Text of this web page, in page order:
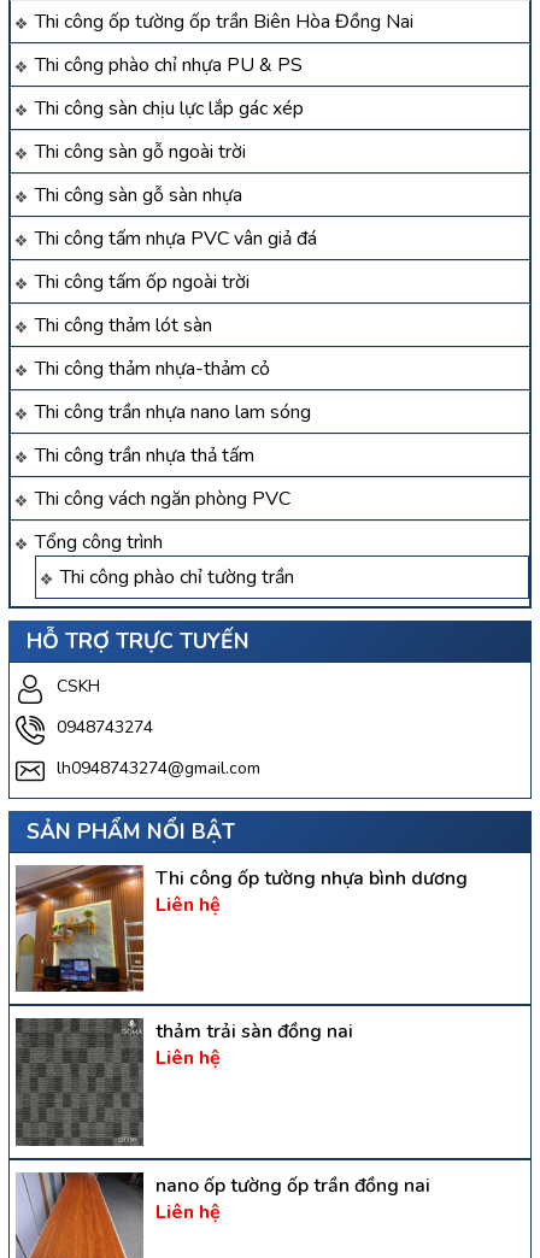
Thi công ốp tường ốp trần Biên Hòa Đồng Nai
Thi công phào chỉ nhựa PU & PS
Thi công sàn chịu lực lắp gác xép
Thi công sàn gỗ ngoài trời
Thi công sàn gỗ sàn nhựa
Thi công tấm nhựa PVC vân giả đá
Thi công tấm ốp ngoài trời
Thi công thảm lót sàn
Thi công thảm nhựa-thảm cỏ
Thi công trần nhựa nano lam sóng
Thi công trần nhựa thả tấm
Thi công vách ngăn phòng PVC
Tổng công trình
Thi công phào chỉ tường trần
HỖ TRỢ TRỰC TUYẾN
CSKH
0948743274
lh0948743274@gmail.com
SẢN PHẨM NỔI BẬT
Thi công ốp tường nhựa bình dương
Liên hệ
thảm trải sàn đồng nai
Liên hệ
nano ốp tường ốp trần đồng nai
Liên hệ